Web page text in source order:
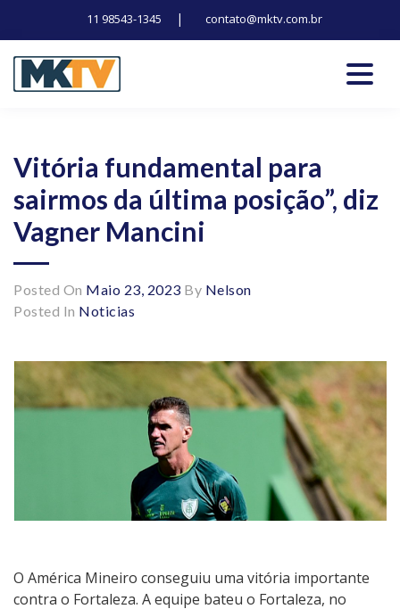
11 98543-1345 | contato@mktv.com.br
content
Vitória fundamental para
sairmos da última posição”, diz
Vagner Mancini
Posted On Maio 23, 2023 By Nelson
Posted In Noticias
O América Mineiro conseguiu uma vitória importante
contra o Fortaleza. A equipe bateu o Fortaleza, no